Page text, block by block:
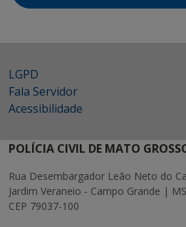
LGPD
Fala Servidor
Acessibilidade
POLÍCIA CIVIL DE MATO
Rua Desembargador Leão Neto do
Jardim Veraneio - Campo Grande | MS
CEP 79037-100